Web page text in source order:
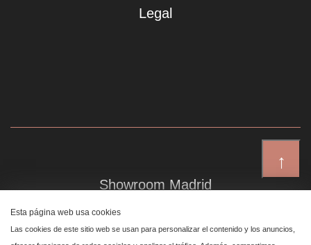
↑
Legal
Showroom Madrid
Plaza de Canalejas 6, 4 izq
Centro, 28014 Madrid
Esta página web usa cookies
Las cookies de este sitio web se usan para personalizar el contenido y los anuncios,